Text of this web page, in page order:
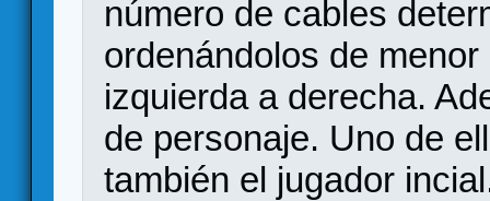
número de cables
ordenándolos de
izquierda a derecha.
de personaje. Uno de
también el jugador